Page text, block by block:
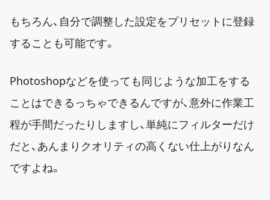
もちろん、自分で調整した設定をプリセットに登録
することも可能です。
Photoshopなどを使っても同じような加工をする
ことはできるっちゃできるんですが、意外に作業工
程が手間だったりしますし、単純にフィルターだけ
だと、あんまりクオリティの高くない仕上がりなん
ですよね。